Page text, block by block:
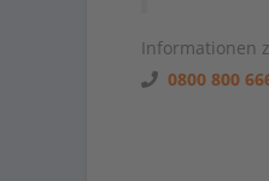
Informationen
0800 800